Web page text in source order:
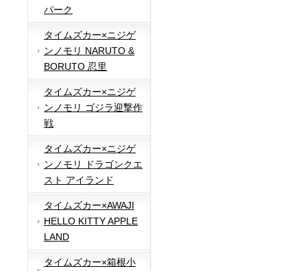
パーク
タイムズカー×ニジゲ
ンノモリ NARUTO &
BORUTO 忍里
タイムズカー×ニジゲ
ンノモリ ゴジラ迎撃作
戦
タイムズカー×ニジゲ
ンノモリ ドラゴンクエ
スト アイランド
タイムズカー×AWAJI
HELLO KITTY APPLE
LAND
タイムズカー×箱根小